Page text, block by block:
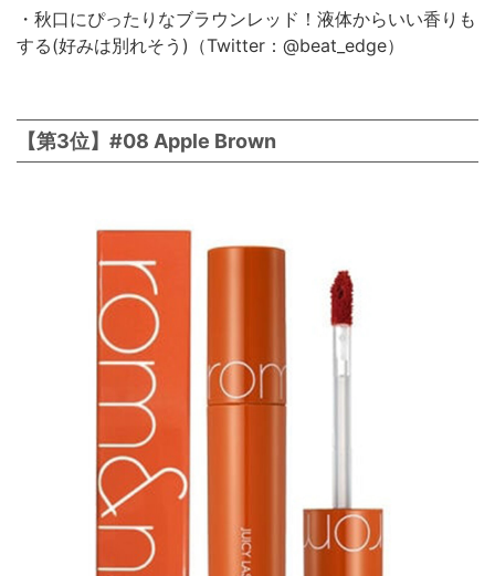
・秋口にぴったりなブラウンレッド！液体からいい香りも
する(好みは別れそう)（Twitter：@beat_edge）
【第3位】#08 Apple Brown